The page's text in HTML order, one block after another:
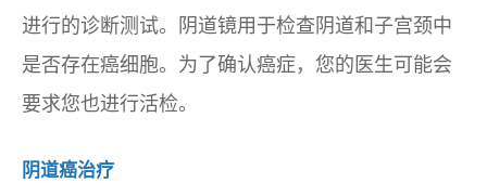
进行的诊断测试。阴道镜用于检查阴道和子宫颈中
是否存在癌细胞。为了确认癌症，您的医生可能会
要求您也进行活检。
阴道癌治疗